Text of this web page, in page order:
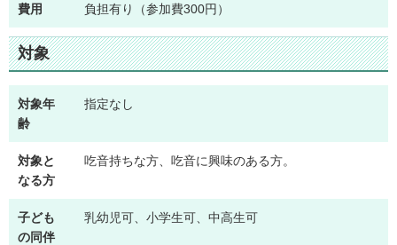
費用 負担有り（参加費300円）
対象
対象年
齢
指定なし
対象と
なる方
吃音持ちな方、吃音に興味のある方。
子ども
の同伴
乳幼児可、小学生可、中高生可